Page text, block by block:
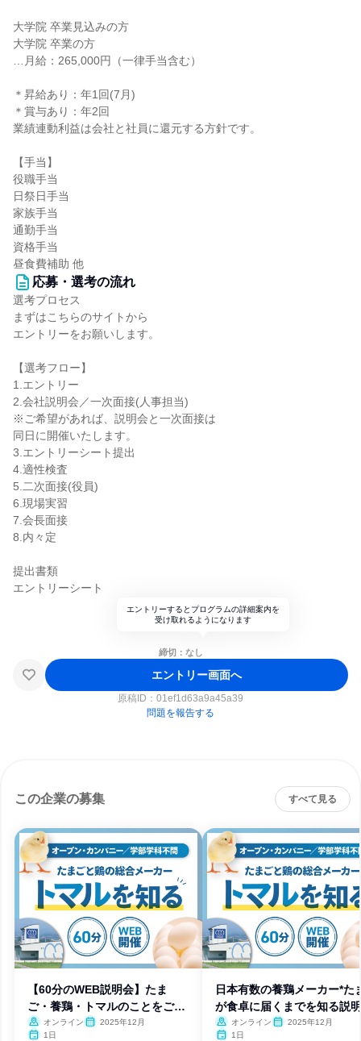
大学院 卒業見込みの方
大学院 卒業の方
…月給：265,000円（一律手当含む）
＊昇給あり：年1回(7月)
＊賞与あり：年2回
業績連動利益は会社と社員に還元する方針です。
【手当】
役職手当
日祭日手当
家族手当
通勤手当
資格手当
昼食費補助 他
応募・選考の流れ
選考プロセス
まずはこちらのサイトから
エントリーをお願いします。
【選考フロー】
1.エントリー
2.会社説明会／一次面接(人事担当)
※ご希望があれば、説明会と一次面接は
同日に開催いたします。
3.エントリーシート提出
4.適性検査
5.二次面接(役員)
6.現場実習
7.会長面接
8.内々定
提出書類
エントリーシート
エントリーするとプログラムの詳細案内を
受け取れるようになります
締切：なし
エントリー画面へ
原稿ID： 01ef1d63a9a45a39
問題を報告する
この企業の募集 すべて見る
【60分のWEB説明会】たま
ご・養鶏・トマルのことをご紹
介
オンライン
2025年12月
1日
日本有数の養鶏メーカー*た
が食卓に届くまでを知る説
オンライン
2025年12月
1日